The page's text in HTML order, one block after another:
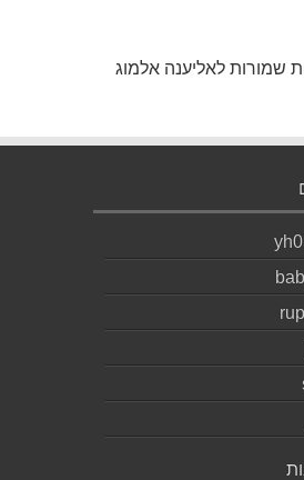
שמורות לאליענה אלמוג